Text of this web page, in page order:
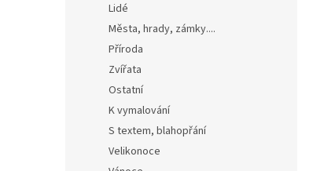
Lidé
Města, hrady, zámky....
Příroda
Zvířata
Ostatní
K vymalování
S textem, blahopřání
Velikonoce